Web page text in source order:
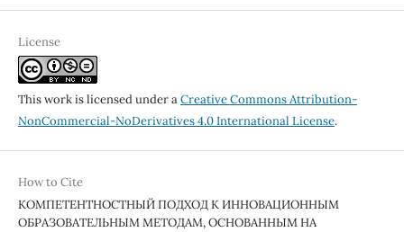
License
This work is licensed under aCreative Commons Attribution-
NonCommercial-NoDerivatives 4.0 International License.
How to Cite
КОМПЕТЕНТНОСТНЫЙ ПОДХОД К ИННОВАЦИОННЫМ
ОБРАЗОВАТЕЛЬНЫМ МЕТОДАМ, ОСНОВАННЫМ НА